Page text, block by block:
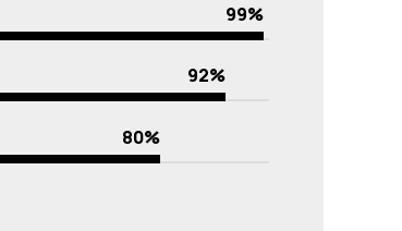
99%
92%
80%